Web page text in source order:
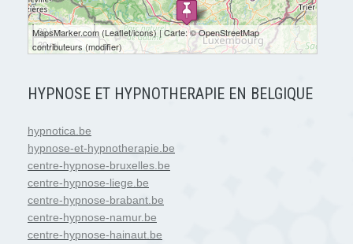
30 km
20 mi
MapsMarker.com(Leaflet/icons) | Carte: ©OpenStreetMap
contributeurs (modifier)
HYPNOSE ET HYPNOTHERAPIE EN BELGIQUE
hypnotica.be
hypnose-et-hypnotherapie.be
centre-hypnose-bruxelles.be
centre-hypnose-liege.be
centre-hypnose-brabant.be
centre-hypnose-namur.be
centre-hypnose-hainaut.be